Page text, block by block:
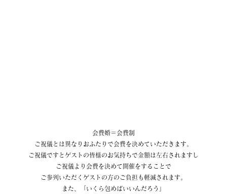
会費婚＝会費制
ご祝儀とは異なりおふたりで会費を決めていただきます。
ご祝儀ですとゲストの皆様のお気持ちで金額は左右されますし
ご祝儀より会費を決めて開催をすることで
ご参列いただくゲストの方のご負担も軽減されます。
また、「いくら包めばいいんだろう」